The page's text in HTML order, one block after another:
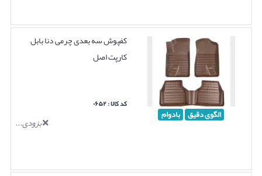
الگوی دقیق بادوام
کفپوش سه بعدی چرمی دنا بابل
کارپت اصل
کد کالا : ۰۶۵۲
بزودی...